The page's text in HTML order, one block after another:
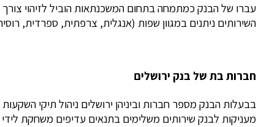
עברו של הבנק כמתמחה בתחום המשכנתאות הוביל לזיהוי צורך
השירותים ניתנים במגוון שפות (אנגלית, צרפתית, ספרדית,
חברות בת של בנק ירושלים
בבעלות הבנק מספר חברות וביניהן ירושלים ניהול תיקי
מעניקות לבנק שירותים משלימים בתנאים עדיפים משחקת לידי